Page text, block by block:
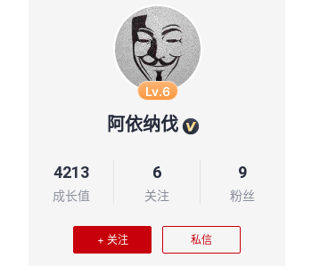
Lv.6
阿依纳伐
4213
成长值
6
关注
9
粉丝
+ 关注 私信